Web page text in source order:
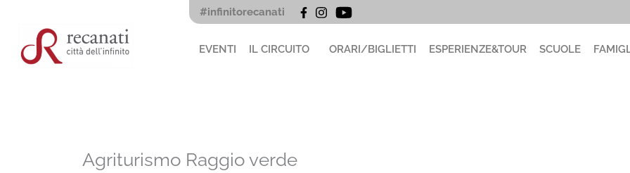
contenuto
#infinitorecanati
EVENTI IL CIRCUITO ORARI/BIGLIETTI ESPERIENZE&TOUR SCUOLE
Agriturismo Raggio verde